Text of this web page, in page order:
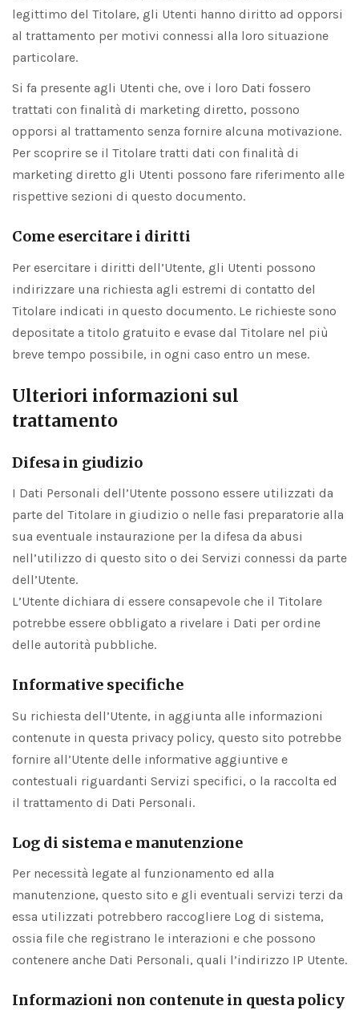
legittimo del Titolare, gli Utenti hanno diritto ad opporsi
al trattamento per motivi connessi alla loro situazione
particolare.
Si fa presente agli Utenti che, ove i loro Dati fossero
trattati con finalità di marketing diretto, possono
opporsi al trattamento senza fornire alcuna motivazione.
Per scoprire se il Titolare tratti dati con finalità di
marketing diretto gli Utenti possono fare riferimento alle
rispettive sezioni di questo documento.
Come esercitare i diritti
Per esercitare i diritti dell’Utente, gli Utenti possono
indirizzare una richiesta agli estremi di contatto del
Titolare indicati in questo documento. Le richieste sono
depositate a titolo gratuito e evase dal Titolare nel più
breve tempo possibile, in ogni caso entro un mese.
Ulteriori informazioni sul
trattamento
Difesa in giudizio
I Dati Personali dell’Utente possono essere utilizzati da
parte del Titolare in giudizio o nelle fasi preparatorie alla
sua eventuale instaurazione per la difesa da abusi
nell’utilizzo di questo sito o dei Servizi connessi da parte
dell’Utente.
L’Utente dichiara di essere consapevole che il Titolare
potrebbe essere obbligato a rivelare i Dati per ordine
delle autorità pubbliche.
Informative specifiche
Su richiesta dell’Utente, in aggiunta alle informazioni
contenute in questa privacy policy, questo sito potrebbe
fornire all’Utente delle informative aggiuntive e
contestuali riguardanti Servizi specifici, o la raccolta ed
il trattamento di Dati Personali.
Log di sistema e manutenzione
Per necessità legate al funzionamento ed alla
manutenzione, questo sito e gli eventuali servizi terzi da
essa utilizzati potrebbero raccogliere Log di sistema,
ossia file che registrano le interazioni e che possono
contenere anche Dati Personali, quali l’indirizzo IP Utente.
Informazioni non contenute in questa policy